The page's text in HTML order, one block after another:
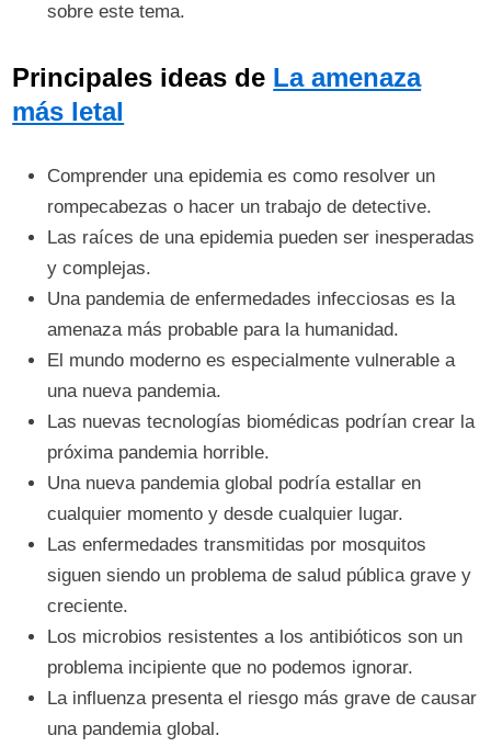
sobre este tema.
Principales ideas de La amenaza
más letal
Comprender una epidemia es como resolver un
rompecabezas o hacer un trabajo de detective.
Las raíces de una epidemia pueden ser inesperadas
y complejas.
Una pandemia de enfermedades infecciosas es la
amenaza más probable para la humanidad.
El mundo moderno es especialmente vulnerable a
una nueva pandemia.
Las nuevas tecnologías biomédicas podrían crear la
próxima pandemia horrible.
Una nueva pandemia global podría estallar en
cualquier momento y desde cualquier lugar.
Las enfermedades transmitidas por mosquitos
siguen siendo un problema de salud pública grave y
creciente.
Los microbios resistentes a los antibióticos son un
problema incipiente que no podemos ignorar.
La influenza presenta el riesgo más grave de causar
una pandemia global.